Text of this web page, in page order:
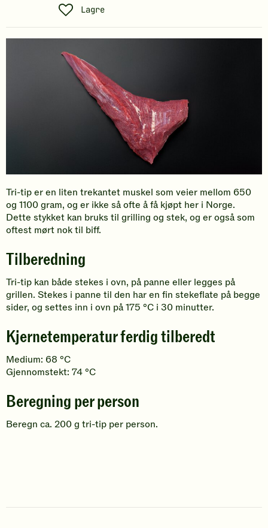
o
s
l
t
Lagre
Tri-tip er en liten trekantet muskel som veier mellom 650
og 1100 gram, og er ikke så ofte å få kjøpt her i Norge.
Dette stykket kan bruks til grilling og stek, og er også som
oftest mørt nok til biff.
Tilberedning
Tri-tip kan både stekes i ovn, på panne eller legges på
grillen. Stekes i panne til den har en fin stekeflate på begge
sider, og settes inn i ovn på 175 °C i 30 minutter.
Kjernetemperatur ferdig tilberedt
Medium: 68 °C
Gjennomstekt: 74 °C
Beregning per person
Beregn ca. 200 g tri-tip per person.